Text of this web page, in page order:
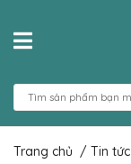
Trang chủ / Tin tức